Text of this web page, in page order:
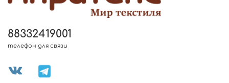
88332419001
телефон для связи